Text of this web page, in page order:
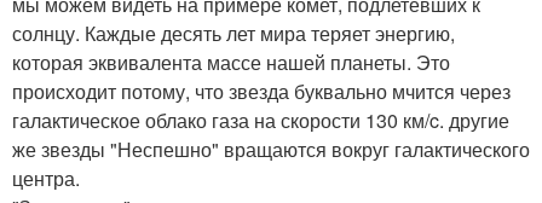
солнцу. Каждые десять лет мира теряет энергию,
которая эквивалента массе нашей планеты. Это
происходит потому, что звезда буквально мчится через
галактическое облако газа на скорости 130 км/c. другие
же звезды "Неспешно" вращаются вокруг галактического
центра.